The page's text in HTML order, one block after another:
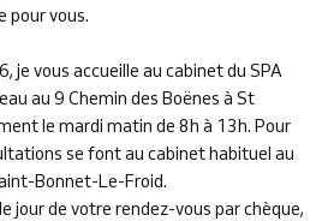
pour vous.
je vous accueille au cabinet du SPA
au 9 Chemin des Boënes à St
le mardi matin de 8h à 13h. Pour
se font au cabinet habituel au
Bonnet-Le-Froid.
jour de votre rendez-vous par chèque,